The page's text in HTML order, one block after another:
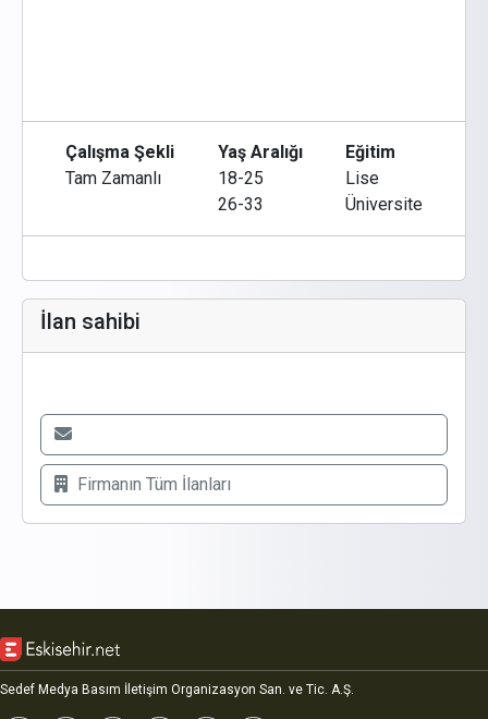
Çalışma Şekli
Tam Zamanlı
Yaş Aralığı
18-25
26-33
Eğitim
Lise
Üniversite
İlan sahibi
Firmanın Tüm İlanları
Sedef Medya Basım İletişim Organizasyon San. ve Tic. A.Ş.